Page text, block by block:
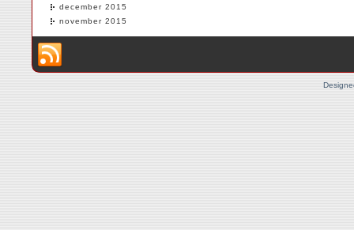
december 2015
november 2015